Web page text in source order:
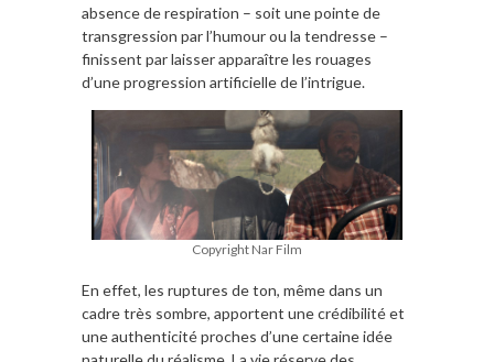
absence de respiration – soit une pointe de
transgression par l’humour ou la tendresse –
finissent par laisser apparaître les rouages
d’une progression artificielle de l’intrigue.
Copyright Nar Film
En effet, les ruptures de ton, même dans un
cadre très sombre, apportent une crédibilité et
une authenticité proches d’une certaine idée